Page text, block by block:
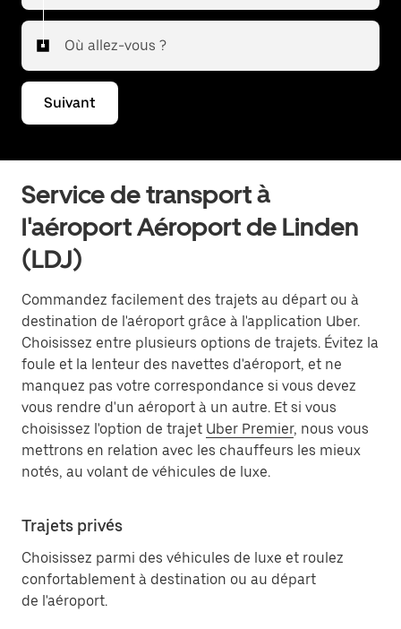
Uber Premier vous offre une expérience de voyage
fiable et haut de gamme. Décrivez-nous votre trajet
et nous vous indiquerons les meilleures options pour
vous rendre à l'aéroport ou en revenir.
Où allez-vous ?
Suivant
Service de transport à
l'aéroport Aéroport de Linden
(LDJ)
Commandez facilement des trajets au départ ou à
destination de l'aéroport grâce à l'application Uber.
Choisissez entre plusieurs options de trajets. Évitez la
foule et la lenteur des navettes d'aéroport, et ne
manquez pas votre correspondance si vous devez
vous rendre d'un aéroport à un autre. Et si vous
choisissez l'option de trajet Uber Premier, nous vous
mettrons en relation avec les chauffeurs les mieux
notés, au volant de véhicules de luxe.
Trajets privés
Choisissez parmi des véhicules de luxe et roulez
confortablement à destination ou au départ
de l'aéroport.